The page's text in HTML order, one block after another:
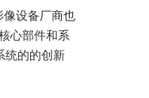
设备厂商也
心部件和系
统的的创新